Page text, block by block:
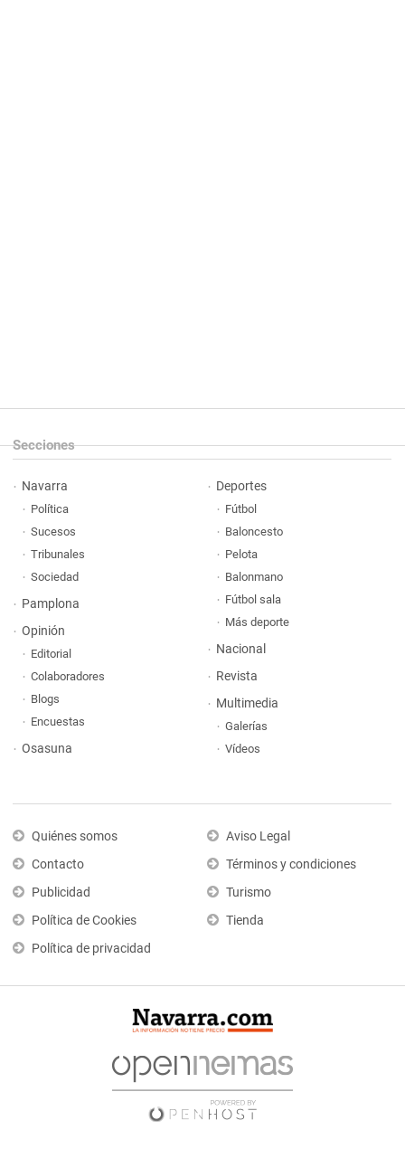
Secciones
Navarra
Política
Sucesos
Tribunales
Sociedad
Pamplona
Opinión
Editorial
Colaboradores
Blogs
Encuestas
Osasuna
Deportes
Fútbol
Baloncesto
Pelota
Balonmano
Fútbol sala
Más deporte
Nacional
Revista
Multimedia
Galerías
Vídeos
Quiénes somos
Contacto
Publicidad
Política de Cookies
Política de privacidad
Aviso Legal
Términos y condiciones
Turismo
Tienda